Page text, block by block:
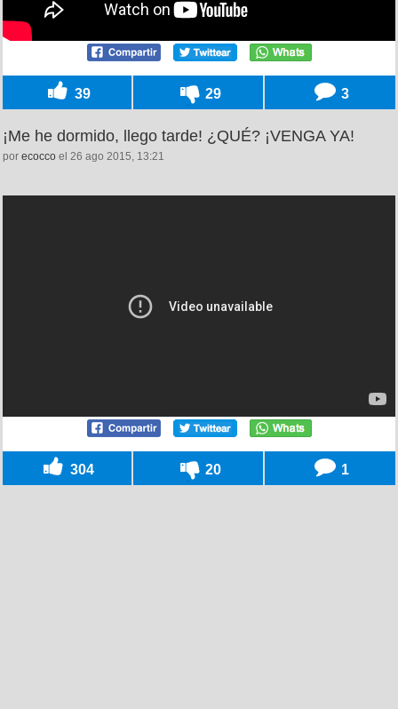
39 29 3
¡Me he dormido, llego tarde! ¿QUÉ? ¡VENGA YA!
por ecocco el 26 ago 2015, 13:21
304 20 1